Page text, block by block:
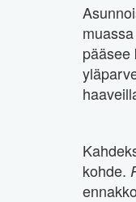
pääsee
kohde.